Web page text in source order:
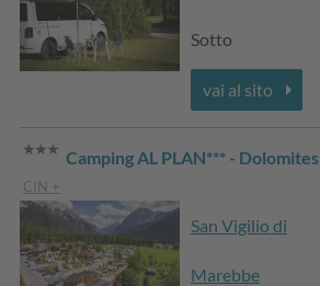
Sotto
vai al sito
Camping AL PLAN*** - Dolomites
CIN +
San Vigilio di
Marebbe